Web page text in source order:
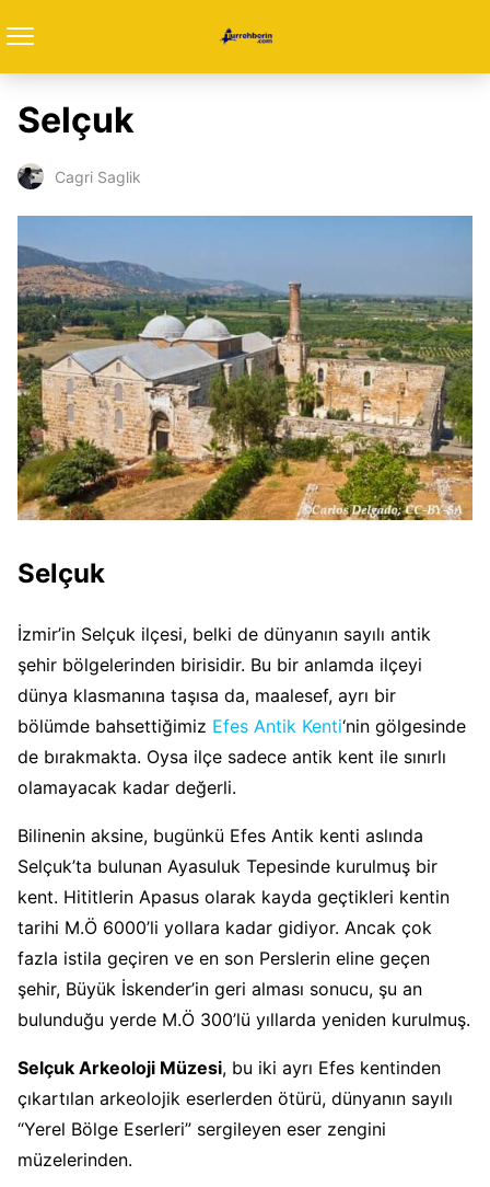
Selçuk
Cagri Saglik
Selçuk
İzmir’in Selçuk ilçesi, belki de dünyanın sayılı antik
şehir bölgelerinden birisidir. Bu bir anlamda ilçeyi
dünya klasmanına taşısa da, maalesef, ayrı bir
bölümde bahsettiğimiz Efes Antik Kenti‘nin gölgesinde
de bırakmakta. Oysa ilçe sadece antik kent ile sınırlı
olamayacak kadar değerli.
Bilinenin aksine, bugünkü Efes Antik kenti aslında
Selçuk’ta bulunan Ayasuluk Tepesinde kurulmuş bir
kent. Hititlerin Apasus olarak kayda geçtikleri kentin
tarihi M.Ö 6000’li yollara kadar gidiyor. Ancak çok
fazla istila geçiren ve en son Perslerin eline geçen
şehir, Büyük İskender’in geri alması sonucu, şu an
bulunduğu yerde M.Ö 300’lü yıllarda yeniden kurulmuş.
Selçuk Arkeoloji Müzesi, bu iki ayrı Efes kentinden
çıkartılan arkeolojik eserlerden ötürü, dünyanın sayılı
“Yerel Bölge Eserleri” sergileyen eser zengini
müzelerinden.